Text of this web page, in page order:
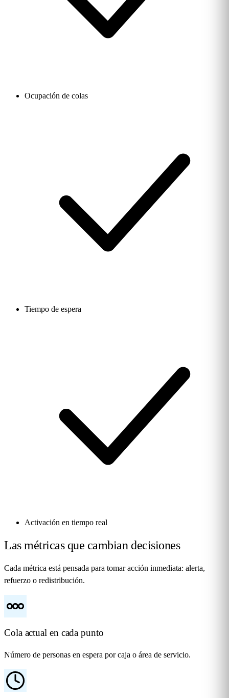
Ocupación de colas
Tiempo de espera
Activación en tiempo real
Las métricas que cambian decisiones
Cada métrica está pensada para tomar acción inmediata: alerta,
refuerzo o redistribución.
Cola actual en cada punto
Número de personas en espera por caja o área de servicio.